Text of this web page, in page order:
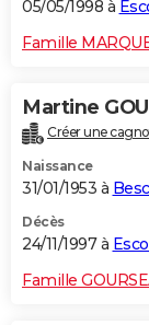
05/05/1998 à
Famille
Martine
Créer une
Naissance
31/01/1953 à
Décès
24/11/1997 à
Famille